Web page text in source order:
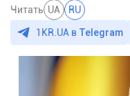
Читать UA RU
1KR.UA в Telegram